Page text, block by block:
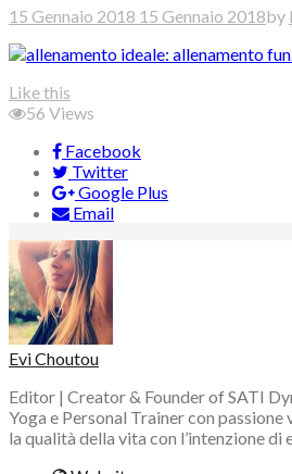
15 Gennaio 2018 15 Gennaio 2018by
Like this
56 Views
Facebook
Twitter
Google Plus
Email
Evi Choutou
Editor | Creator & Founder of SATI
Yoga e Personal Trainer con
la qualità della vita con l’intenzione di